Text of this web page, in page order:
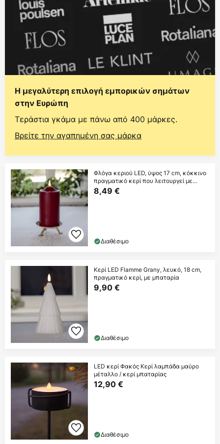
Η μεγαλύτερη επιλογή εμπορικών σημάτων
στην Ευρώπη
Τεράστια γκάμα με πάνω από 400 μάρκες.
Βρείτε την αγαπημένη σας μάρκα
Φλόγα κεριού LED, ύψος 17 cm, κόκκινο
πραγματικό κερί που λειτουργεί με
μπαταρία
8,49 €
Διαθέσιμο
Κερί LED Flamme Grany, λευκό, 18 cm,
πραγματικό κερί, με μπαταρία
9,90 €
Διαθέσιμο
LED κερί Φακός Κερί λαμπάδα μαύρο
μέταλλο / κερί μπαταρίας
12,90 €
Διαθέσιμο